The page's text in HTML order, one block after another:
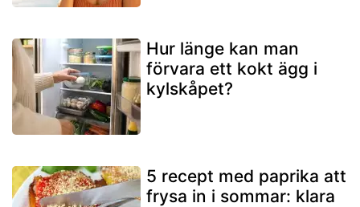
Hur länge kan man
förvara ett kokt ägg i
kylskåpet?
5 recept med paprika att
frysa in i sommar: klara